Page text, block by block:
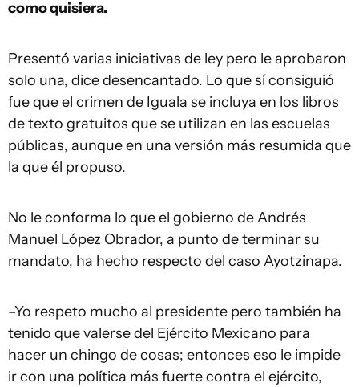
como quisiera.
Presentó varias iniciativas de ley pero le aprobaron
solo una, dice desencantado. Lo que sí consiguió
fue que el crimen de Iguala se incluya en los libros
de texto gratuitos que se utilizan en las escuelas
públicas, aunque en una versión más resumida que
la que él propuso.
No le conforma lo que el gobierno de Andrés
Manuel López Obrador, a punto de terminar su
mandato, ha hecho respecto del caso Ayotzinapa.
–Yo respeto mucho al presidente pero también ha
tenido que valerse del Ejército Mexicano para
hacer un chingo de cosas; entonces eso le impide
ir con una política más fuerte contra el ejército,